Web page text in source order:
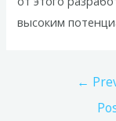
высоким
←